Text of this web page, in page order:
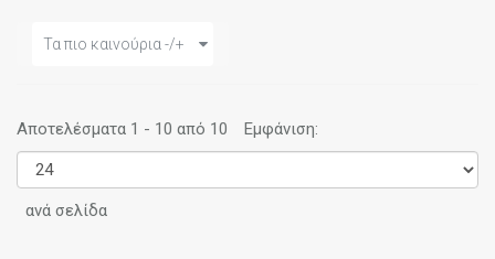
Τα πιο καινούρια -/+
Αποτελέσματα 1 - 10 από 10 Εμφάνιση:
ανά σελίδα